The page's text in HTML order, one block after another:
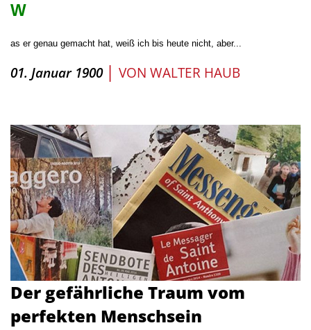
W
as er genau gemacht hat, weiß ich bis heute nicht, aber...
01. Januar 1900 | VON WALTER HAUB
Der gefährliche Traum vom
perfekten Menschsein